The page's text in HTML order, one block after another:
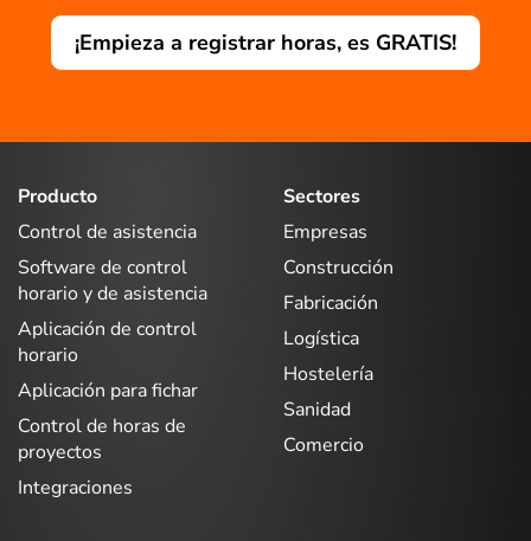
¡Empieza a registrar horas, es GRATIS!
Producto
Control de asistencia
Software de control
horario y de asistencia
Aplicación de control
horario
Aplicación para fichar
Control de horas de
proyectos
Integraciones
Sectores
Empresas
Construcción
Fabricación
Logística
Hostelería
Sanidad
Comercio